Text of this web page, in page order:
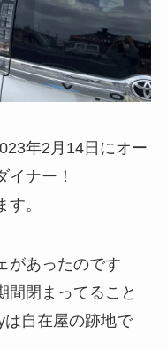
年2月14日にオー
イナー！
。
があったのです
間閉まってること
自在屋の跡地で